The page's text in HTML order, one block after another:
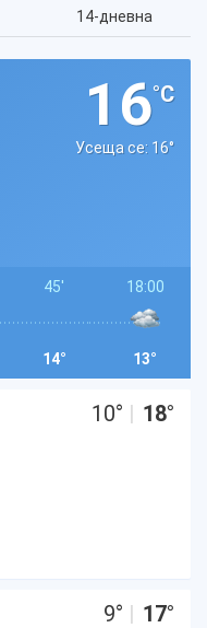
14-дневна
16°C
Усеща се: 16°
45'
14°
18:00
13°
10° | 18°
9° | 17°